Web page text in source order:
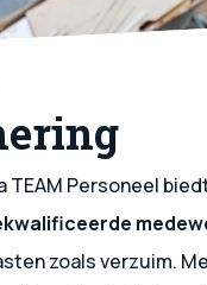
(050) 313 63 65
TEAM Personeel
zoals verzuim.